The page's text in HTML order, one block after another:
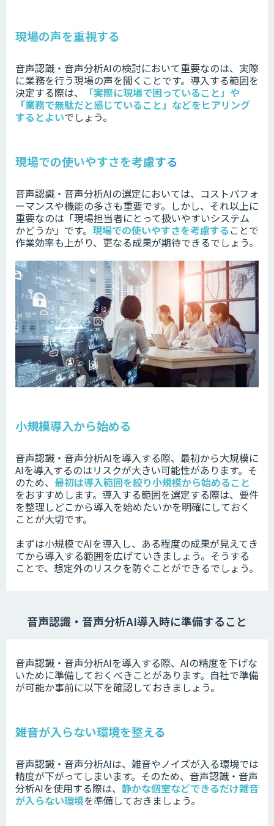
現場の声を重視する
音声認識・音声分析AIの検討において重要なのは、実際
に業務を行う現場の声を聞くことです。 導入する範囲を
決定する際は、
「実際に現場で困っていること」や
「業務で無駄だと感じていること」などをヒアリング
するとよいでしょう。
現場での使いやすさを考慮する
音声認識・音声分析AIの選定においては、コストパフォ
ーマンスや機能の多さも重要です。 しかし、それ以上に
重要なのは「現場担当者にとって扱いやすいシステム
かどうか」です。 現場での使いやすさを考慮する ことで
作業効率も上がり、更なる成果が期待できるでしょう。
小規模導入から始める
音声認識・音声分析AIを導入する際、 最初から大規模に
AIを導入するのはリスクが大きい可能性があります。そ
のため、 最初は導入範囲を絞り小規模から始めること
をおすすめします。導入する範囲を選定する際は、要件
を整理しどこから導入を始めたいかを明確にしておく
ことが大切です。
まずは小規模でAIを導入し、ある程度の成果が見えてき
てから導入する範囲を広げていきましょう。 そうする
ことで、想定外のリスクを防ぐことができるでしょう。
音声認識・音声分析AI導入時に準備すること
音声認識・音声分析AIを導入する際、AIの精度を下げな
いために準備しておくべきことがあります。 自社で準備
が可能か事前に以下を確認しておきましょう。
雑音が入らない環境を整える
音声認識・音声分析AIは、雑音やノイズが入る環境では
精度が下がってしまいます。 そのため、音声認識・音声
分析AIを使用する際は、 静かな個室などできるだけ雑音
が入らない環境を準備しておきましょう。